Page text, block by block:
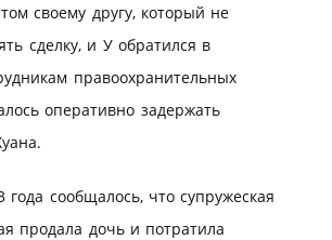
своему другу, который не
сделку, и У обратился в
правоохранительных
оперативно задержать
года сообщалось, что супружеская
продала дочь и потратила